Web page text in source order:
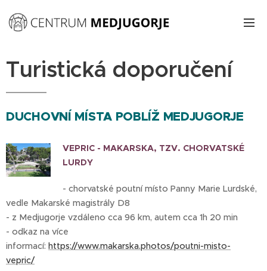
Turistická doporučení
DUCHOVNÍ MÍSTA POBLÍŽ MEDJUGORJE
VEPRIC - MAKARSKA, TZV. CHORVATSKÉ
LURDY
- chorvatské poutní místo Panny Marie Lurdské,
vedle Makarské magistrály D8
- z Medjugorje vzdáleno cca 96 km, autem cca 1h 20 min
- odkaz na více
informací: https://www.makarska.photos/poutni-misto-
vepric/